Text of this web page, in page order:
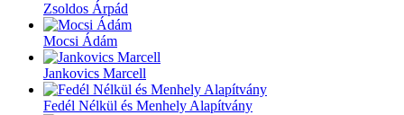
Zsoldos Árpád
Mocsi Ádám
Jankovics Marcell
Fedél Nélkül és Menhely Alapítvány